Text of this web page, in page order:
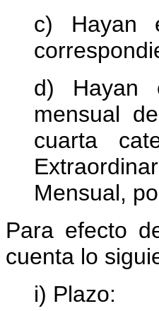
c) Hayan
d) Hayan
mensual
cuarta
Mensual,
Para efecto
cuenta lo
i) Plazo: